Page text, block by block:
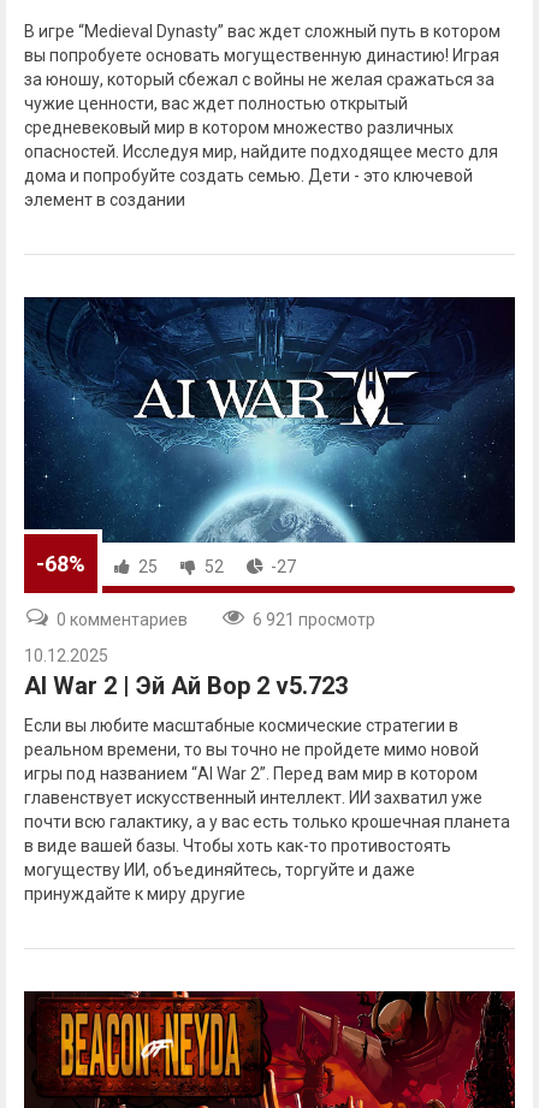
В игре “Medieval Dynasty” вас ждет сложный путь в котором
вы попробуете основать могущественную династию! Играя
за юношу, который сбежал с войны не желая сражаться за
чужие ценности, вас ждет полностью открытый
средневековый мир в котором множество различных
опасностей. Исследуя мир, найдите подходящее место для
дома и попробуйте создать семью. Дети - это ключевой
элемент в создании
-68% 25 52 -27
0 комментариев
6 921 просмотр
10.12.2025
AI War 2 | Эй Ай Вор 2 v5.723
Если вы любите масштабные космические стратегии в
реальном времени, то вы точно не пройдете мимо новой
игры под названием “AI War 2”. Перед вам мир в котором
главенствует искусственный интеллект. ИИ захватил уже
почти всю галактику, а у вас есть только крошечная планета
в виде вашей базы. Чтобы хоть как-то противостоять
могуществу ИИ, объединяйтесь, торгуйте и даже
принуждайте к миру другие